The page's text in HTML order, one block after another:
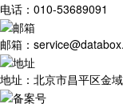
电话：010-53689091
邮箱：
地址：北京市昌平区金